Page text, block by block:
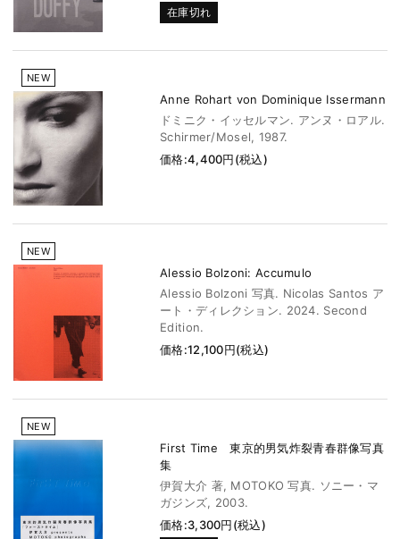
在庫切れ
NEW
Anne Rohart von Dominique Issermann
ドミニク・イッセルマン. アンヌ・ロアル.
Schirmer/Mosel, 1987.
価格:4,400円(税込)
NEW
Alessio Bolzoni: Accumulo
Alessio Bolzoni 写真. Nicolas Santos ア
ート・ディレクション. 2024. Second
Edition.
価格:12,100円(税込)
NEW
First Time 東京的男気炸裂青春群像写真
集
伊賀大介 著, MOTOKO 写真. ソニー・マ
ガジンズ, 2003.
価格:3,300円(税込)